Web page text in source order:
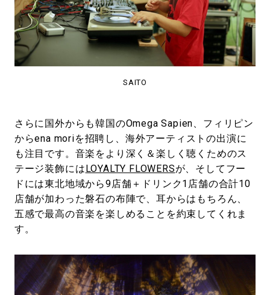
SAITO
さらに国外からも韓国のOmega Sapien、フィリピン
からena moriを招聘し、海外アーティストの出演に
も注目です。音楽をより深く＆楽しく聴くためのス
テージ装飾にはLOYALTY FLOWERSが、そしてフー
ドには東北地域から9店舗＋ドリンク1店舗の合計10
店舗が加わった磐石の布陣で、耳からはもちろん、
五感で最高の音楽を楽しめることを約束してくれま
す。